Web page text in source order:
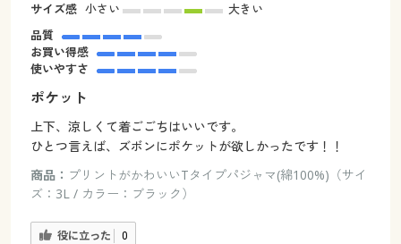
サイズ感 小さい
大きい
品質
お買い得感
使いやすさ
ポケット
上下、涼しくて着ごごちはいいです。
ひとつ言えば、ズボンにポケットが欲しかったです！！
商品： プリントがかわいいTタイプパジャマ(綿100%)（サイ
ズ：3L / カラー：ブラック）
役に立った 0